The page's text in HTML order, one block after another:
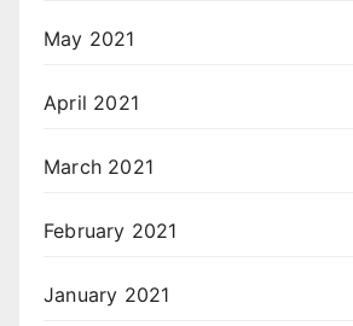
May 2021
April 2021
March 2021
February 2021
January 2021